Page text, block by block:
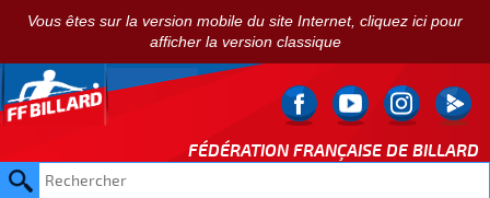
Vous êtes sur la version mobile du site Internet, cliquez ici pour
afficher la version classique
FÉDÉRATION FRANÇAISE DE BILLARD